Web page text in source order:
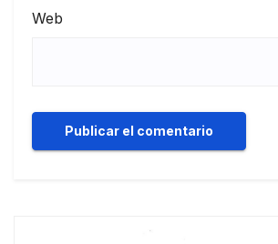
Web